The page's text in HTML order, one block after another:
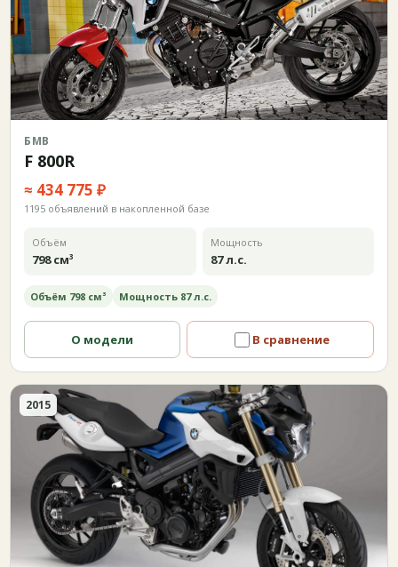
БМВ
F 800R
≈ 434 775 ₽
1195 объявлений в накопленной базе
Объём
798 см³
Мощность
87 л.с.
Объём 798 см³ Мощность 87 л.с.
О модели В сравнение
2015